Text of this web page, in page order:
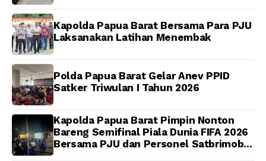
Kapolda Papua Barat Bersama Para PJU
Laksanakan Latihan Menembak
Polda Papua Barat Gelar Anev PPID
Satker Triwulan I Tahun 2026
Kapolda Papua Barat Pimpin Nonton
Bareng Semifinal Piala Dunia FIFA 2026
Bersama PJU dan Personel Satbrimob